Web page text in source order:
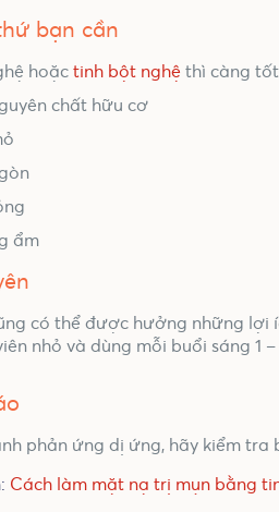
bạn cần
hoặctinh bột nghệ thì càng tốt.
chất hữu cơ
ẩm
có thể được hưởng những lợi
nhỏ và dùng mỗi buổi sáng 1 –
phản ứng dị ứng, hãy kiểm tra
Cách làm mặt nạ trị mụn bằng